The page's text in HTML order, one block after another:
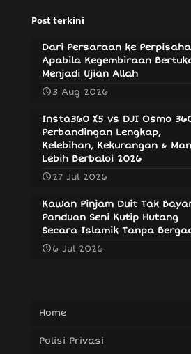
Post terkini
Dari Persaraan ke
Apabila Kegembiraan
Menjadi Ujian Allah
3 Aug 2026
Insta360 X5 vs DJI Osmo
Perbandingan Lengkap,
Kelebihan, Kekurangan &
Lebih Berbaloi 2026
27 Jul 2026
Kawan Pinjam Duit Tak
Panduan Seni Kutip Hutang
Secara Islamik Tanpa
6 Jul 2026
Home
Polisi Privasi